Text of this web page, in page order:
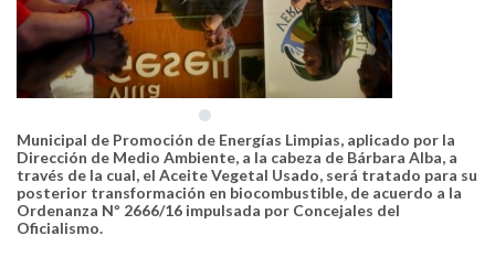
Municipal de Promoción de Energías Limpias, aplicado por la
Dirección de Medio Ambiente, a la cabeza de Bárbara Alba, a
través de la cual, el Aceite Vegetal Usado, será tratado para su
posterior transformación en biocombustible, de acuerdo a la
Ordenanza Nº 2666/16 impulsada por Concejales del
Oficialismo.